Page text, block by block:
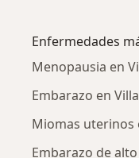
Enfermedades
Menopausia en
Embarazo en
Miomas uterinos
Embarazo de